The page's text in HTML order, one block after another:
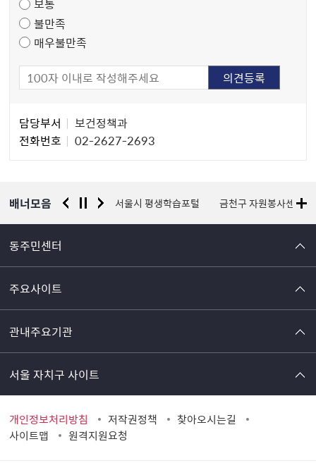
사
보통
불만족
매우불만족
자
담당부서
보건정책과
전화번호
02-2627-2693
배너모음
경찰청 유실물 통합포털 서울시 평생학습포털 금천구 자원봉사센터
동주민센터
주요사이트
관내주요기관
서울 자치구 사이트
개인정보처리방침 저작권정책
찾아오시는길
사이트맵
원격지원요청